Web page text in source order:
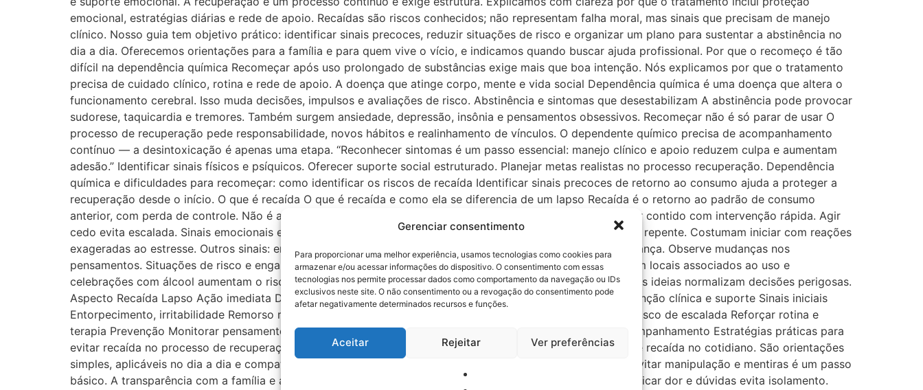
Gerenciar consentimento
Para proporcionar uma melhor experiência, usamos tecnologias como cookies para
armazenar e/ou acessar informações do dispositivo. O consentimento com essas
tecnologias nos permite processar dados como comportamento da navegação ou IDs
exclusivos neste site. O não consentimento ou a revogação do consentimento pode
afetar negativamente determinados recursos e funções.
Aceitar Rejeitar Ver preferências
emocional, estratégias diárias e rede de apoio. Recaídas são riscos conhecidos; não representam falha moral, mas sinais que precisam de manejo
clínico. Nosso guia tem objetivo prático: identificar sinais precoces, reduzir situações de risco e organizar um plano para sustentar a abstinência no
dia a dia. Oferecemos orientações para a família e para quem vive o vício, e indicamos quando buscar ajuda profissional. Por que o recomeço é tão
difícil na dependência química Recomeçar após uso prolongado de substâncias exige mais que boa intenção. Nós explicamos por que o tratamento
precisa de cuidado clínico, rotina e rede de apoio. A doença que atinge corpo, mente e vida social Dependência química é uma doença que altera o
funcionamento cerebral. Isso muda decisões, impulsos e avaliações de risco. Abstinência e sintomas que desestabilizam A abstinência pode provocar
sudorese, taquicardia e tremores. Também surgem ansiedade, depressão, insônia e pensamentos obsessivos. Recomeçar não é só parar de usar O
processo de recuperação pede responsabilidade, novos hábitos e realinhamento de vínculos. O dependente químico precisa de acompanhamento
contínuo — a desintoxicação é apenas uma etapa. “Reconhecer sintomas é um passo essencial: manejo clínico e apoio reduzem culpa e aumentam
adesão.” Identificar sinais físicos e psíquicos. Oferecer suporte social estruturado. Planejar metas realistas no processo recuperação. Dependência
química e dificuldades para recomeçar: como identificar os riscos de recaída Identificar sinais precoces de retorno ao consumo ajuda a proteger a
recuperação desde o início. O que é recaída O que é recaída e como ela se diferencia de um lapso Recaída é o retorno ao padrão de consumo
anterior, com perda de controle. Não é apenas um uso pontual. Um lapso é um episódio isolado que pode ser contido com intervenção rápida. Agir
cedo evita escalada. Sinais emocionais e cognitivos que antecedem o uso Recaídas raramente acontecem de repente. Costumam iniciar com reações
exageradas ao estresse. Outros sinais: entorpecimento emocional, confusão mental, irritabilidade e desesperança. Observe mudanças nos
pensamentos. Situações de risco e enganos que alimentam autossabotagem Conflitos familiares, contato com locais associados ao uso e
celebrações com álcool aumentam o risco. Enganos comuns: “eu controlo”, “só hoje”, “mereço um alívio”. Essas ideias normalizam decisões perigosas.
Aspecto Recaída Lapso Ação imediata Definição Retorno ao padrão de consumo Uso pontual isolado Intervenção clínica e suporte Sinais iniciais
Entorpecimento, irritabilidade Remorso rápido Contato com rede de apoio Risco comum Perda de controle Risco de escalada Reforçar rotina e
terapia Prevenção Monitorar pensamentos e sentimentos Resposta imediata ao lapso Plano de coping e acompanhamento Estratégias práticas para
evitar recaída no processo de recuperação Apresentamos ações práticas e imediatas que reduzem o risco de recaída no cotidiano. São orientações
simples, aplicáveis no dia a dia e compatíveis com o tratamento clínico. Honestidade e ruptura de padrões Evitar manipulação e mentiras é um passo
básico. A transparência com a família e a equipe reduz conflitos e tentações. Voltar a falar Começar a comunicar dor e dúvidas evita isolamento.